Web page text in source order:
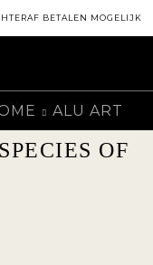
BETALEN MOGELIJK
ALU ART
OF